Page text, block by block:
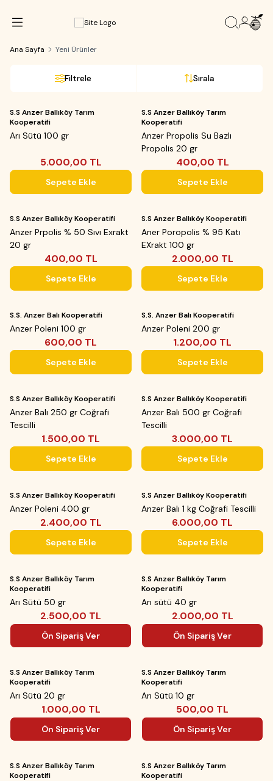
Ana Sayfa Yeni Ürünler
Filtrele Sırala
S.S Anzer Ballıköy Tarım
Kooperatifi
Arı Sütü 100 gr
5.000,00 TL
Sepete Ekle
S.S Anzer Ballıköy Tarım
Kooperatifi
Anzer Propolis Su Bazlı
Propolis 20 gr
400,00 TL
Sepete Ekle
Yeni
S.S Anzer Ballıköy Kooperatifi
Anzer Prpolis % 50 Sıvı Exrakt
20 gr
400,00 TL
Sepete Ekle
Yeni
S.S Anzer Ballıköy Kooperatifi
Aner Poropolis % 95 Katı
EXrakt 100 gr
2.000,00 TL
Sepete Ekle
Yeni
S.S. Anzer Balı Kooperatifi
Anzer Poleni 100 gr
600,00 TL
Sepete Ekle
Yeni
S.S. Anzer Balı Kooperatifi
Anzer Poleni 200 gr
1.200,00 TL
Sepete Ekle
Yeni
S.S Anzer Ballıköy Kooperatifi
Anzer Balı 250 gr Coğrafi
Tescilli
1.500,00 TL
Sepete Ekle
Yeni
S.S Anzer Ballıköy Kooperatifi
Anzer Balı 500 gr Coğrafi
Tescilli
3.000,00 TL
Sepete Ekle
Yeni
S.S Anzer Ballıköy Kooperatifi
Anzer Poleni 400 gr
2.400,00 TL
Sepete Ekle
Yeni
S.S Anzer Ballıköy Kooperatifi
Anzer Balı 1 kg Coğrafi Tescilli
6.000,00 TL
Sepete Ekle
Yeni
S.S Anzer Ballıköy Tarım
Kooperatifi
Arı Sütü 50 gr
2.500,00 TL
Ön Sipariş Ver
Yeni
S.S Anzer Ballıköy Tarım
Kooperatifi
Arı sütü 40 gr
2.000,00 TL
Ön Sipariş Ver
Yeni
S.S Anzer Ballıköy Tarım
Kooperatifi
Arı Sütü 20 gr
1.000,00 TL
Ön Sipariş Ver
Yeni
S.S Anzer Ballıköy Tarım
Kooperatifi
Arı Sütü 10 gr
500,00 TL
Ön Sipariş Ver
Yeni
S.S Anzer Ballıköy Tarım
Kooperatifi
Yeni
S.S Anzer Ballıköy Tarım
Kooperatifi